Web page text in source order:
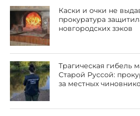
Каски и очки не
прокуратура
новгородских зэков
Трагическая гибель
Старой Руссой:
за местных